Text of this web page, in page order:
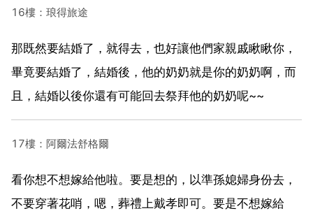
16樓：琅得旅途
那既然要結婚了，就得去，也好讓他們家親戚瞅瞅你，
畢竟要結婚了，結婚後，他的奶奶就是你的奶奶啊，而
且，結婚以後你還有可能回去祭拜他的奶奶呢~~
17樓：阿爾法舒格爾
看你想不想嫁給他啦。要是想的，以準孫媳婦身份去，
不要穿著花哨，嗯，葬禮上戴孝即可。要是不想嫁給